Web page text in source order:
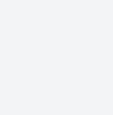
opens